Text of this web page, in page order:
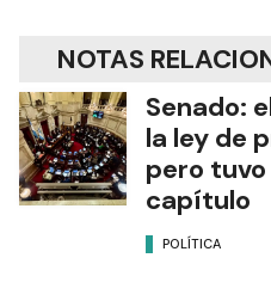
NOTAS
Senado:
la ley de
pero
capítulo
POLÍTICA